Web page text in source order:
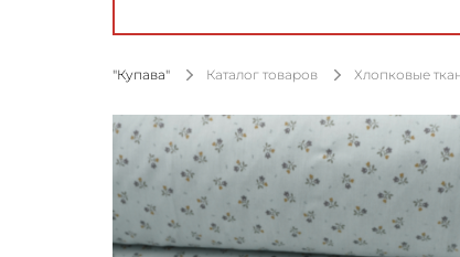
"Купава" Каталог товаров Хлопковые